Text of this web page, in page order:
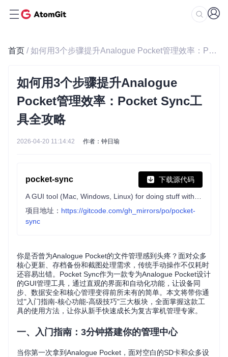
首页 / 如何用3个步骤提升Analogue Pocket管理效率：Pocket Sync工具全攻略
如何用3个步骤提升Analogue
Pocket管理效率：Pocket Sync工
具全攻略
2026-04-20 11:14:42 作者：钟日瑜
pocket-sync 下载源代码
项目地址： https://gitcode.com/gh_mirrors/po/pocket-
sync
你是否曾为Analogue Pocket的文件管理感到头疼？面对众多
核心更新、存档备份和截图处理需求，传统手动操作不仅耗时
还容易出错。Pocket Sync作为一款专为Analogue Pocket设计
的GUI管理工具，通过直观的界面和自动化功能，让设备同
步、数据安全和核心管理变得前所未有的简单。本文将带你通
过"入门指南-核心功能-高级技巧"三大板块，全面掌握这款工
具的使用方法，让你从新手快速成长为复古掌机管理专家。
一、入门指南：3分钟搭建你的管理中心
当你第一次拿到Analogue Pocket，面对空白的SD卡和众多设